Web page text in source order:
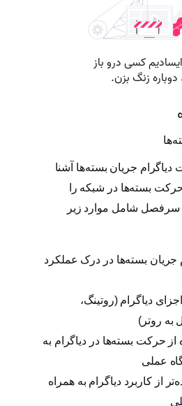
دیاگرام جریان بسته‌ها آشنا
بسته‌ها در شبکه را
شامل موارد زیر
جریان بسته‌ها در درک عملکرد
دیاگرام (روتینگ،
به روتر)
حرکت بسته‌ها در دیاگرام به
عملی
از کاربرد دیاگرام به همراه